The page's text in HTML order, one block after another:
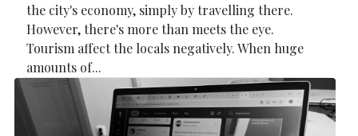
the city's economy, simply by travelling there.
However, there's more than meets the eye.
Tourism affect the locals negatively. When huge
amounts of...